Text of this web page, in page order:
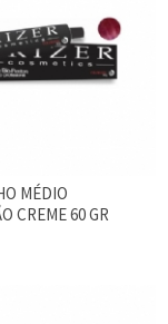
MÉDIO
CREME 60 GR